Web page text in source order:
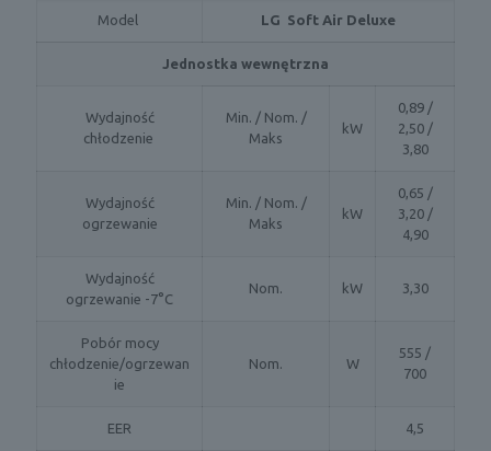
Model LG Soft Air Deluxe
Jednostka wewnętrzna
Wydajność
chłodzenie
Min. / Nom. /
Maks
kW
0,89 /
2,50 /
3,80
Wydajność
ogrzewanie
Min. / Nom. /
Maks
kW
0,65 /
3,20 /
4,90
Wydajność
ogrzewanie -7°C
Nom. kW 3,30
Pobór mocy
chłodzenie/ogrzewan
ie
Nom. W
555 /
700
EER 4,5